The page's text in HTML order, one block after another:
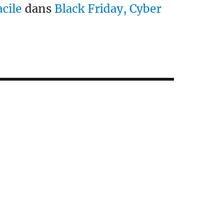
dansBlack Friday, Cyber